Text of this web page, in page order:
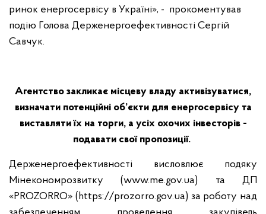
ринок енергосервісу в Україні», - прокоментував
подію Голова Держенергоефективності Сергій
Савчук.
Агентство закликає місцеву владу активізуватися,
визначати потенційні об’єкти для енергосервісу та
виставляти їх на торги, а усіх охочих інвесторів -
подавати свої пропозиції.
Держенергоефективності висловлює подяку
Мінекономрозвитку (www.me.gov.ua) та ДП
«PROZORRO» (https://prozorro.gov.ua) за роботу над